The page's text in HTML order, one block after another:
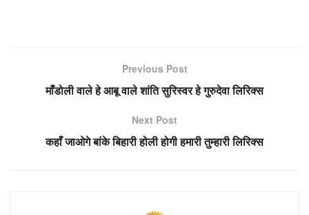
Previous Post
माँडोली वाले हे आबू वाले शांति सुरिस्वर हे गुरुदेवा लिरिक्स
Next Post
कहाँ जाओगे बांके बिहारी होली होगी हमारी तुम्हारी लिरिक्स